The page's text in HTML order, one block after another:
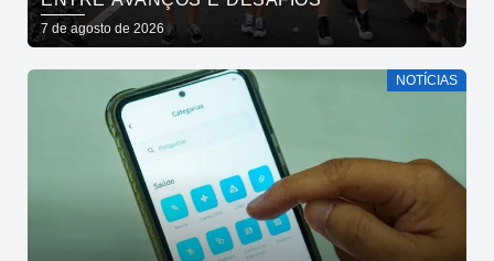
7 de agosto de 2026
NOTÍCIAS